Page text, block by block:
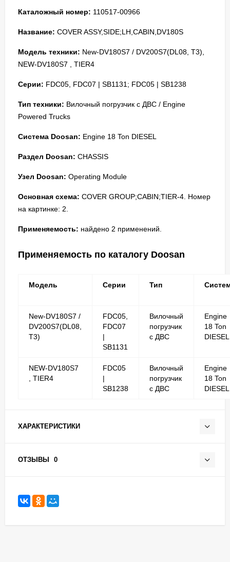
Каталожный номер: 110517-00966
Название: COVER ASSY,SIDE;LH,CABIN,DV180S
Модель техники: New-DV180S7 / DV200S7(DL08, T3),
NEW-DV180S7 , TIER4
Серии: FDC05, FDC07 | SB1131; FDC05 | SB1238
Тип техники: Вилочный погрузчик с ДВС / Engine
Powered Trucks
Система Doosan: Engine 18 Ton DIESEL
Раздел Doosan: CHASSIS
Узел Doosan: Operating Module
Основная схема: COVER GROUP;CABIN;TIER-4. Номер
на картинке: 2.
Применяемость: найдено 2 применений.
Применяемость по каталогу Doosan
Модель Серии Тип
New-DV180S7 /
DV200S7(DL08,
T3)
FDC05,
FDC07
|
SB1131
Вилочный
погрузчик
с ДВС
Engine
18 Ton
DIESEL
NEW-DV180S7
, TIER4
FDC05
|
SB1238
Вилочный
погрузчик
с ДВС
Engine
18 Ton
DIESEL
ХАРАКТЕРИСТИКИ
ОТЗЫВЫ 0